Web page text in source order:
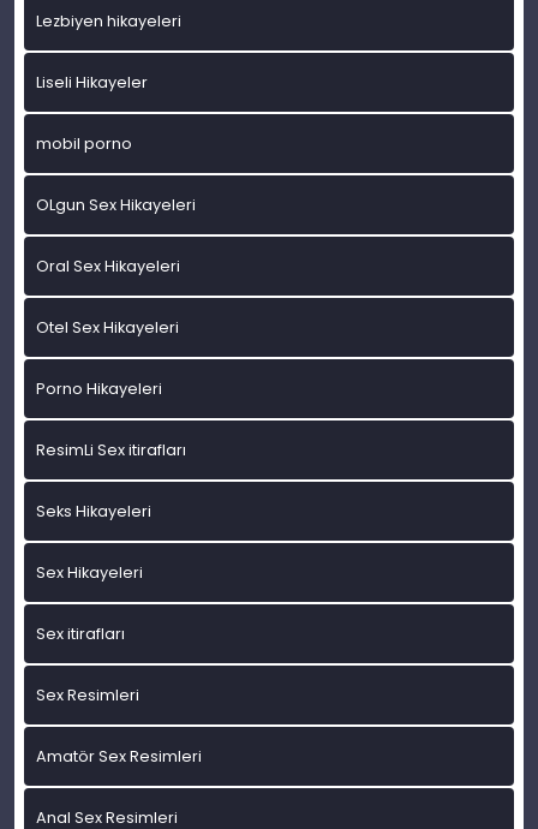
Lezbiyen hikayeleri
Liseli Hikayeler
mobil porno
OLgun Sex Hikayeleri
Oral Sex Hikayeleri
Otel Sex Hikayeleri
Porno Hikayeleri
ResimLi Sex itirafları
Seks Hikayeleri
Sex Hikayeleri
Sex itirafları
Sex Resimleri
Amatör Sex Resimleri
Anal Sex Resimleri